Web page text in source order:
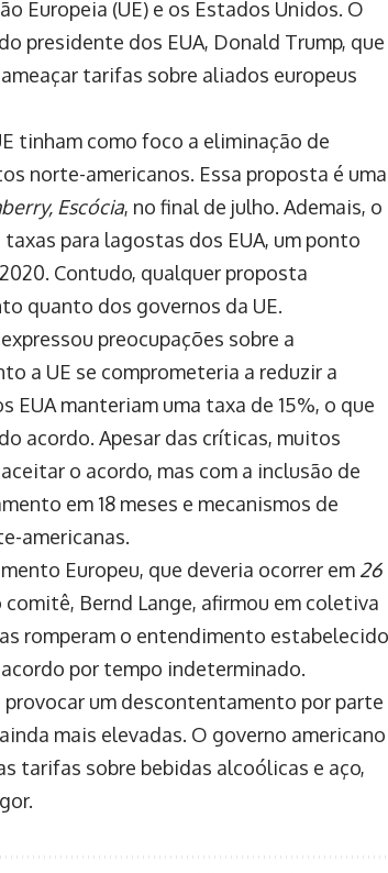
Europeia (UE) e os Estados Unidos. O
presidente dos EUA, Donald Trump, que
tarifas sobre aliados europeus
tinham como foco a eliminação de
norte-americanos. Essa proposta é uma
Escócia, no final de julho. Ademais, o
para lagostas dos EUA, um ponto
Contudo, qualquer proposta
quanto dos governos da UE.
preocupações sobre a
a UE se comprometeria a reduzir a
EUA manteriam uma taxa de 15%, o que
acordo. Apesar das críticas, muitos
o acordo, mas com a inclusão de
em 18 meses e mecanismos de
americanas.
Europeu, que deveria ocorrer em 26
Bernd Lange, afirmou em coletiva
romperam o entendimento estabelecido
por tempo indeterminado.
um descontentamento por parte
mais elevadas. O governo americano
tarifas sobre bebidas alcoólicas e aço,